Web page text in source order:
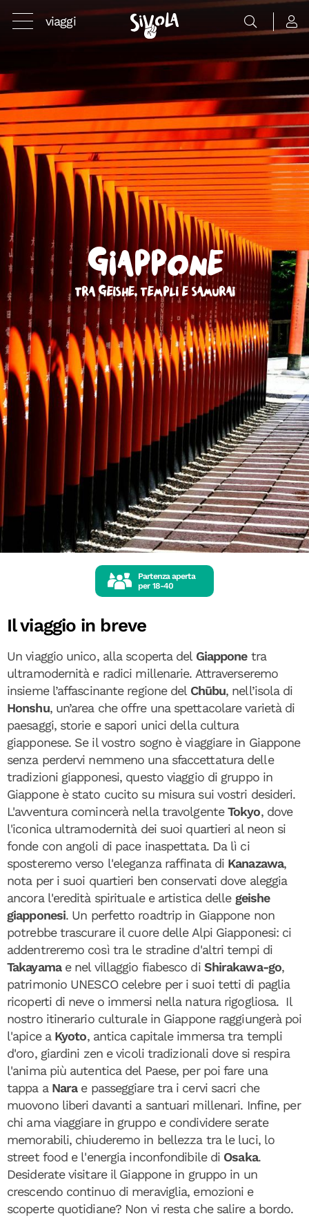
viaggi
Giappone
Tra geishe, templi e samurai
Partenza aperta
per 18-40
Il viaggio in breve
Un viaggio unico, alla scoperta del Giappone tra
ultramodernità e radici millenarie. Attraverseremo
insieme l’affascinante regione del Chūbu, nell’isola di
Honshu, un’area che offre una spettacolare varietà di
paesaggi, storie e sapori unici della cultura
giapponese. Se il vostro sogno è viaggiare in Giappone
senza perdervi nemmeno una sfaccettatura delle
tradizioni giapponesi, questo viaggio di gruppo in
Giappone è stato cucito su misura sui vostri desideri.
L'avventura comincerà nella travolgenteTokyo, dove
l'iconica ultramodernità dei suoi quartieri al neon si
fonde con angoli di pace inaspettata. Da lì ci
sposteremo verso l'eleganza raffinata di Kanazawa,
nota per i suoi quartieri ben conservati dove aleggia
ancora l'eredità spirituale e artistica delle geishe
giapponesi. Un perfetto roadtrip in Giappone non
potrebbe trascurare il cuore delle Alpi Giapponesi: ci
addentreremo così tra le stradine d'altri tempi di
Takayama e nel villaggio fiabesco diShirakawa-go,
patrimonio UNESCO celebre per i suoi tetti di paglia
ricoperti di neve o immersi nella natura rigogliosa. Il
nostro itinerario culturale in Giappone raggiungerà poi
l'apice a Kyoto, antica capitale immersa tra templi
d'oro, giardini zen e vicoli tradizionali dove si respira
l'anima più autentica del Paese, per poi fare una
tappa a Nara e passeggiare tra i cervi sacri che
muovono liberi davanti a santuari millenari. Infine, per
chi ama viaggiare in gruppo e condividere serate
memorabili, chiuderemo in bellezza tra le luci, lo
street food e l'energia inconfondibile di Osaka.
Desiderate visitare il Giappone in gruppo in un
crescendo continuo di meraviglia, emozioni e
scoperte quotidiane? Non vi resta che salire a bordo.